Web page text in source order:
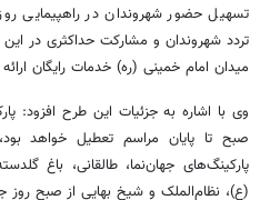
تسهیل حضور شهروندان در راهپیمایی
تردد شهروندان و مشارکت حداکثری در
میدان امام خمینی (ره) خدمات رایگان
وی با اشاره به جزئیات این طرح افزود:
صبح تا پایان مراسم تعطیل خواهد
پارکینگ‌های جهان‌نما، طالقانی، باغ